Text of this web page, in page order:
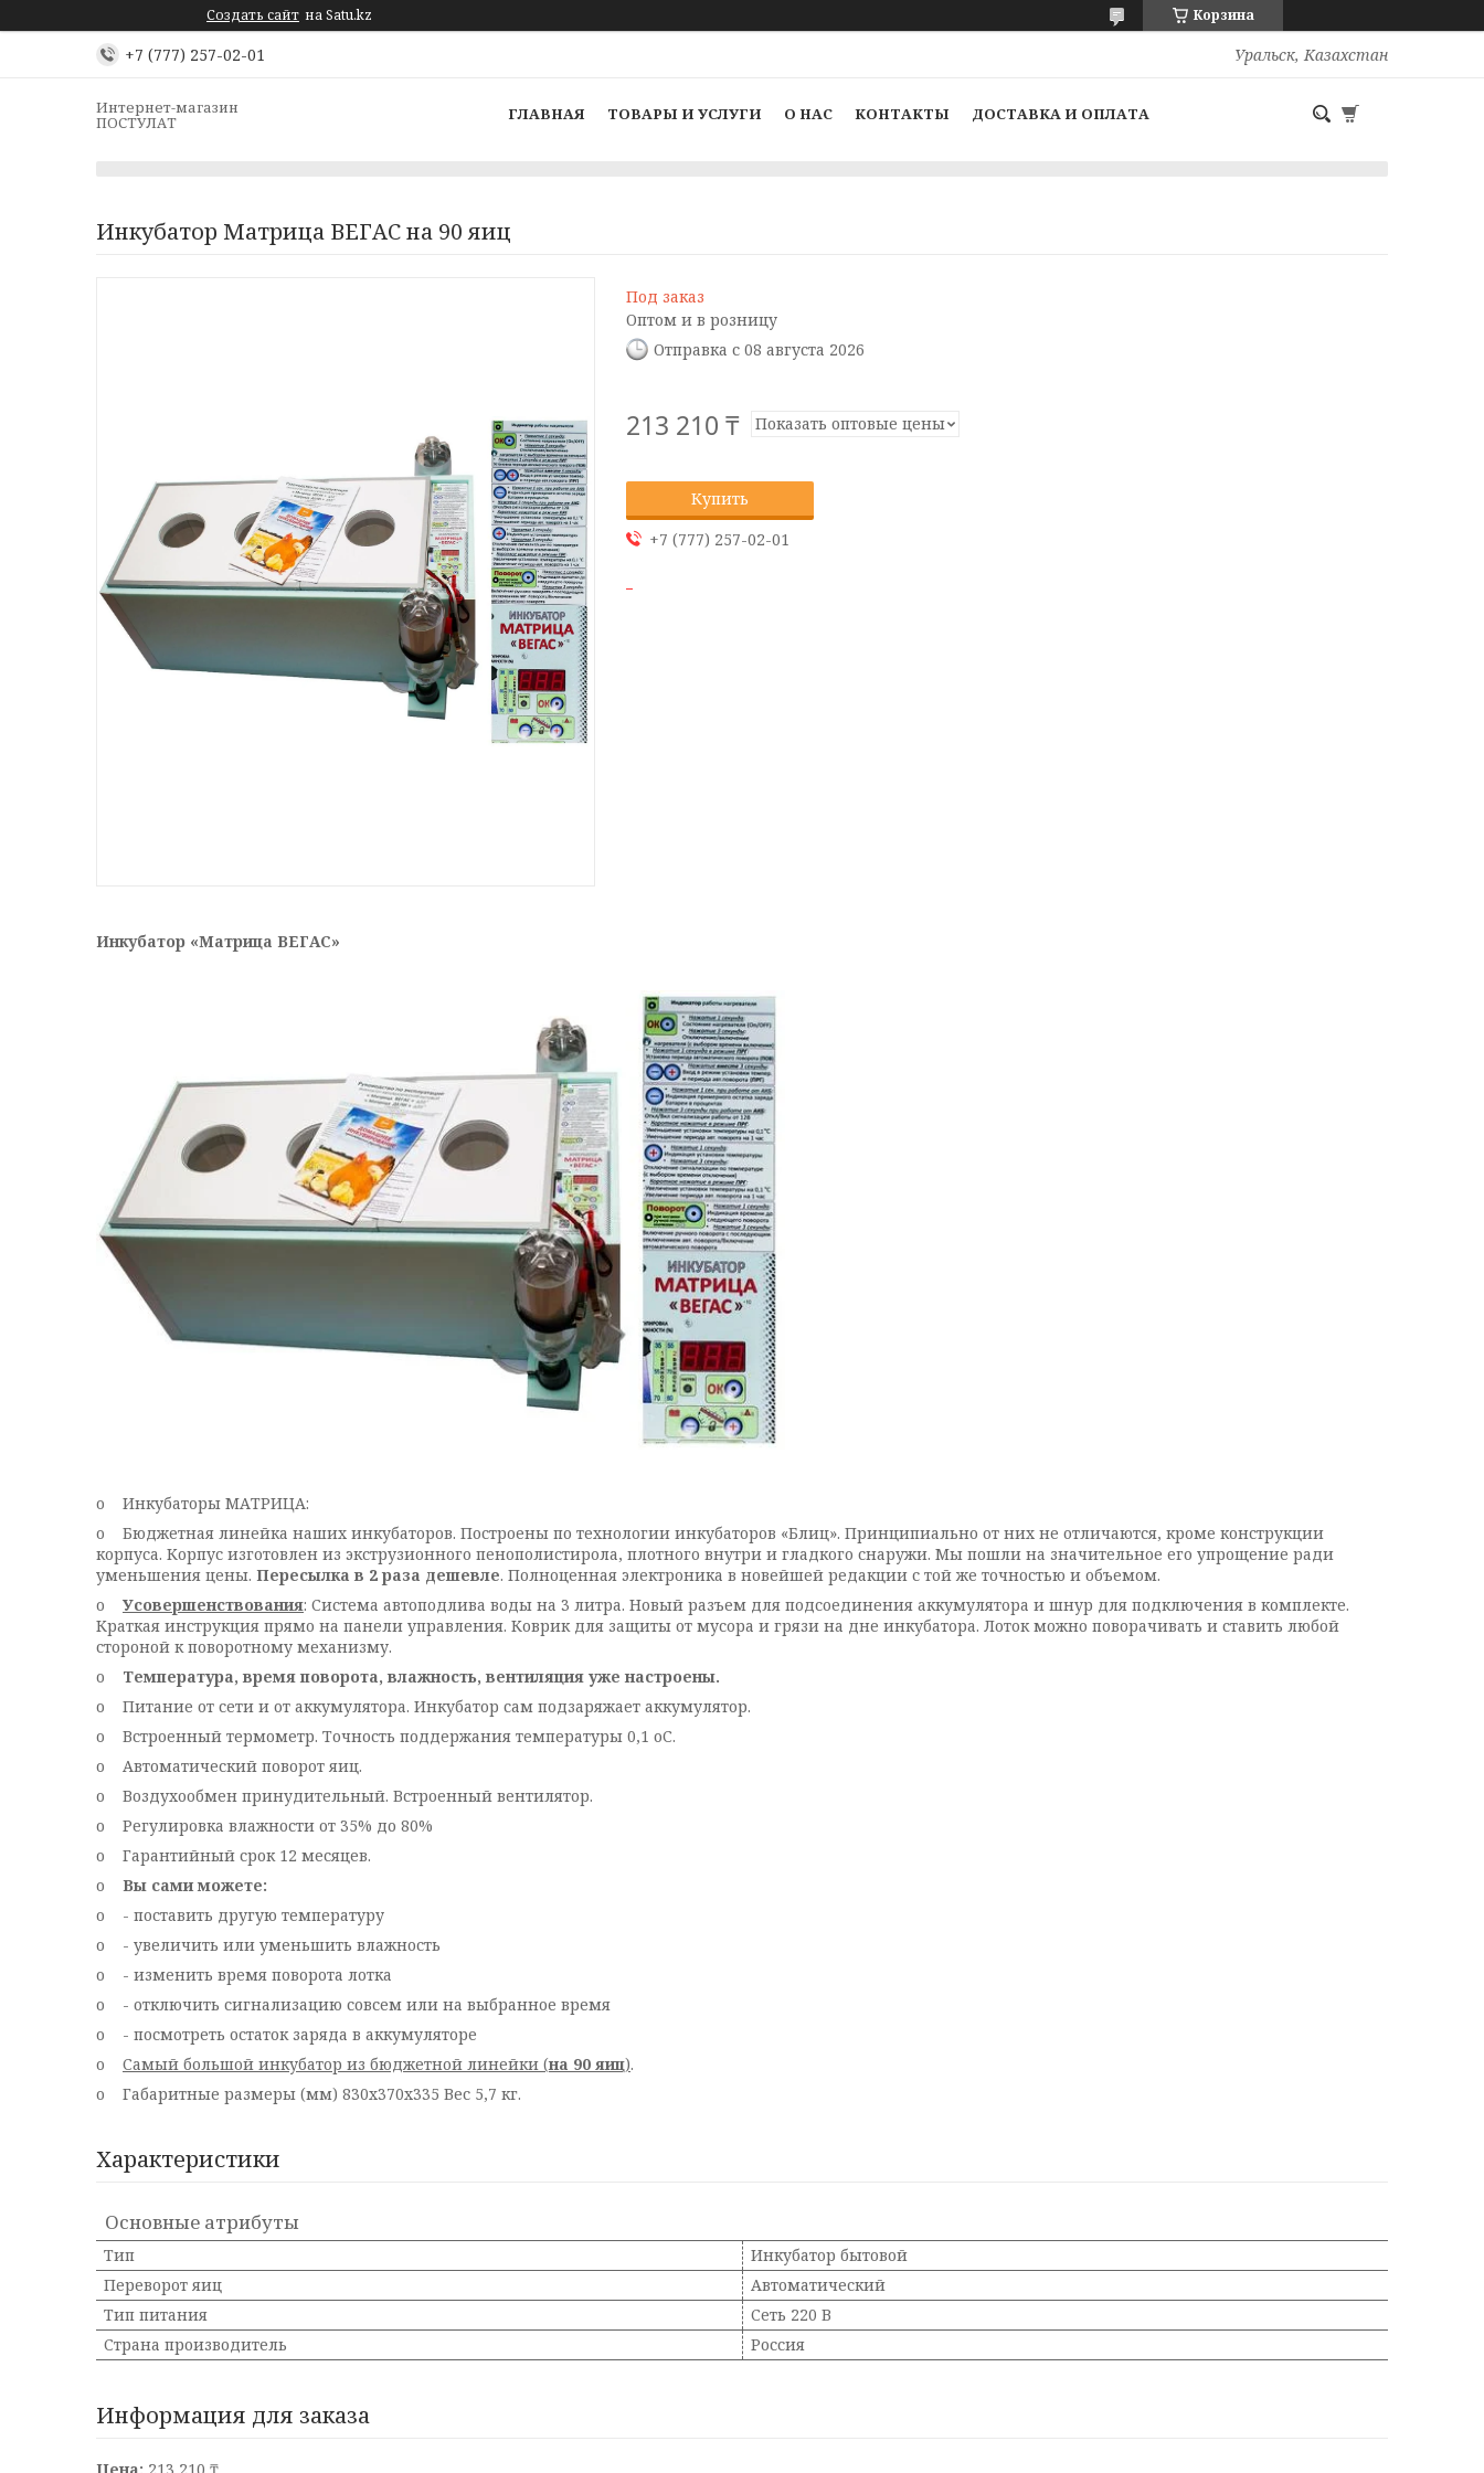
Создать сайт на Satu.kz Корзина
+7 (777) 257-02-01 Уральск, Казахстан
Интернет-магазин
ПОСТУЛАТ ГЛАВНАЯ ТОВАРЫ И УСЛУГИ О НАС КОНТАКТЫ ДОСТАВКА И ОПЛАТА
Инкубатор Матрица ВЕГАС на 90 яиц
Под заказ
Оптом и в розницу
Отправка с 08 августа 2026
213 210 ₸ Показать оптовые цены
Купить
+7 (777) 257-02-01
Инкубатор «Матрица ВЕГАС»
o Инкубаторы МАТРИЦА:
o Бюджетная линейка наших инкубаторов. Построены по технологии инкубаторов «Блиц». Принципиально от них не отличаются, кроме конструкции
корпуса. Корпус изготовлен из экструзионного пенополистирола, плотного внутри и гладкого снаружи. Мы пошли на значительное его упрощение ради
уменьшения цены. Пересылка в 2 раза дешевле. Полноценная электроника в новейшей редакции с той же точностью и объемом.
o Усовершенствования: Система автоподлива воды на 3 литра. Новый разъем для подсоединения аккумулятора и шнур для подключения в комплекте.
Краткая инструкция прямо на панели управления. Коврик для защиты от мусора и грязи на дне инкубатора. Лоток можно поворачивать и ставить любой
стороной к поворотному механизму.
o Температура, время поворота, влажность, вентиляция уже настроены.
o Питание от сети и от аккумулятора. Инкубатор сам подзаряжает аккумулятор.
o Встроенный термометр. Точность поддержания температуры 0,1 оС.
o Автоматический поворот яиц.
o Воздухообмен принудительный. Встроенный вентилятор.
o Регулировка влажности от 35% до 80%
o Гарантийный срок 12 месяцев.
o Вы сами можете:
o - поставить другую температуру
o - увеличить или уменьшить влажность
o - изменить время поворота лотка
o - отключить сигнализацию совсем или на выбранное время
o - посмотреть остаток заряда в аккумуляторе
o Самый большой инкубатор из бюджетной линейки (на 90 яиц).
o Габаритные размеры (мм) 830х370х335 Вес 5,7 кг.
Характеристики
Основные атрибуты
Тип
Инкубатор бытовой
Переворот яиц
Автоматический
Тип питания
Сеть 220 В
Страна производитель
Россия
Информация для заказа